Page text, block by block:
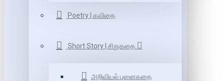
Poetry | கவிதை
Short Story | சிறுகதை
அறிவியல் புனைகதை